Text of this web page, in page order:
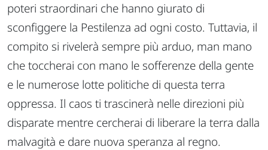
poteri straordinari che hanno giurato di
sconfiggere la Pestilenza ad ogni costo. Tuttavia, il
compito si rivelerà sempre più arduo, man mano
che toccherai con mano le sofferenze della gente
e le numerose lotte politiche di questa terra
oppressa. Il caos ti trascinerà nelle direzioni più
disparate mentre cercherai di liberare la terra dalla
malvagità e dare nuova speranza al regno.